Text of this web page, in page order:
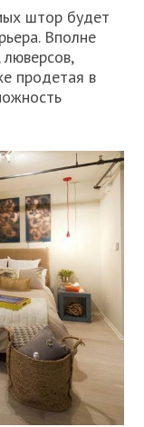
штор будет
Вполне
продетая в